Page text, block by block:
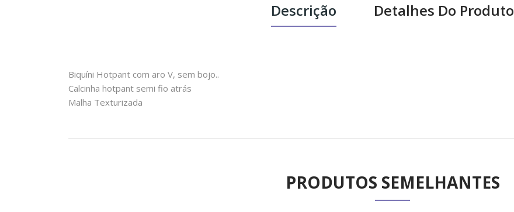
Descrição Detalhes Do Produto
Biquíni Hotpant com aro V, sem bojo..
Calcinha hotpant semi fio atrás
Malha Texturizada
PRODUTOS SEMELHANTES